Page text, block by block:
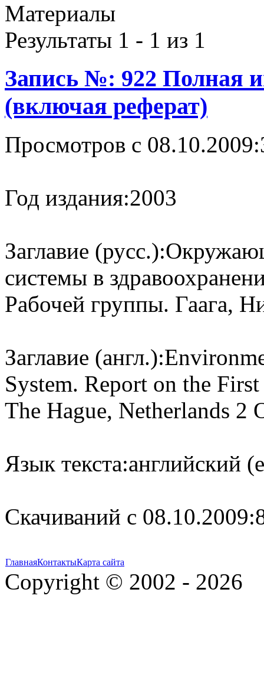
Материалы
Результаты 1 - 1 из 1
Запись №: 922 Полная
(включая реферат)
Просмотров с 08.10.2009:
Год издания:2003
Заглавие (русс.):
системы в
Рабочей группы. Гаага,
Заглавие (англ.):
System. Report on the
The Hague, Netherlands 2
Язык текста:английский
Cкачиваний с 08.10.2009:
ГлавнаяКонтактыКарта сайта
Copyright © 2002 - 2026